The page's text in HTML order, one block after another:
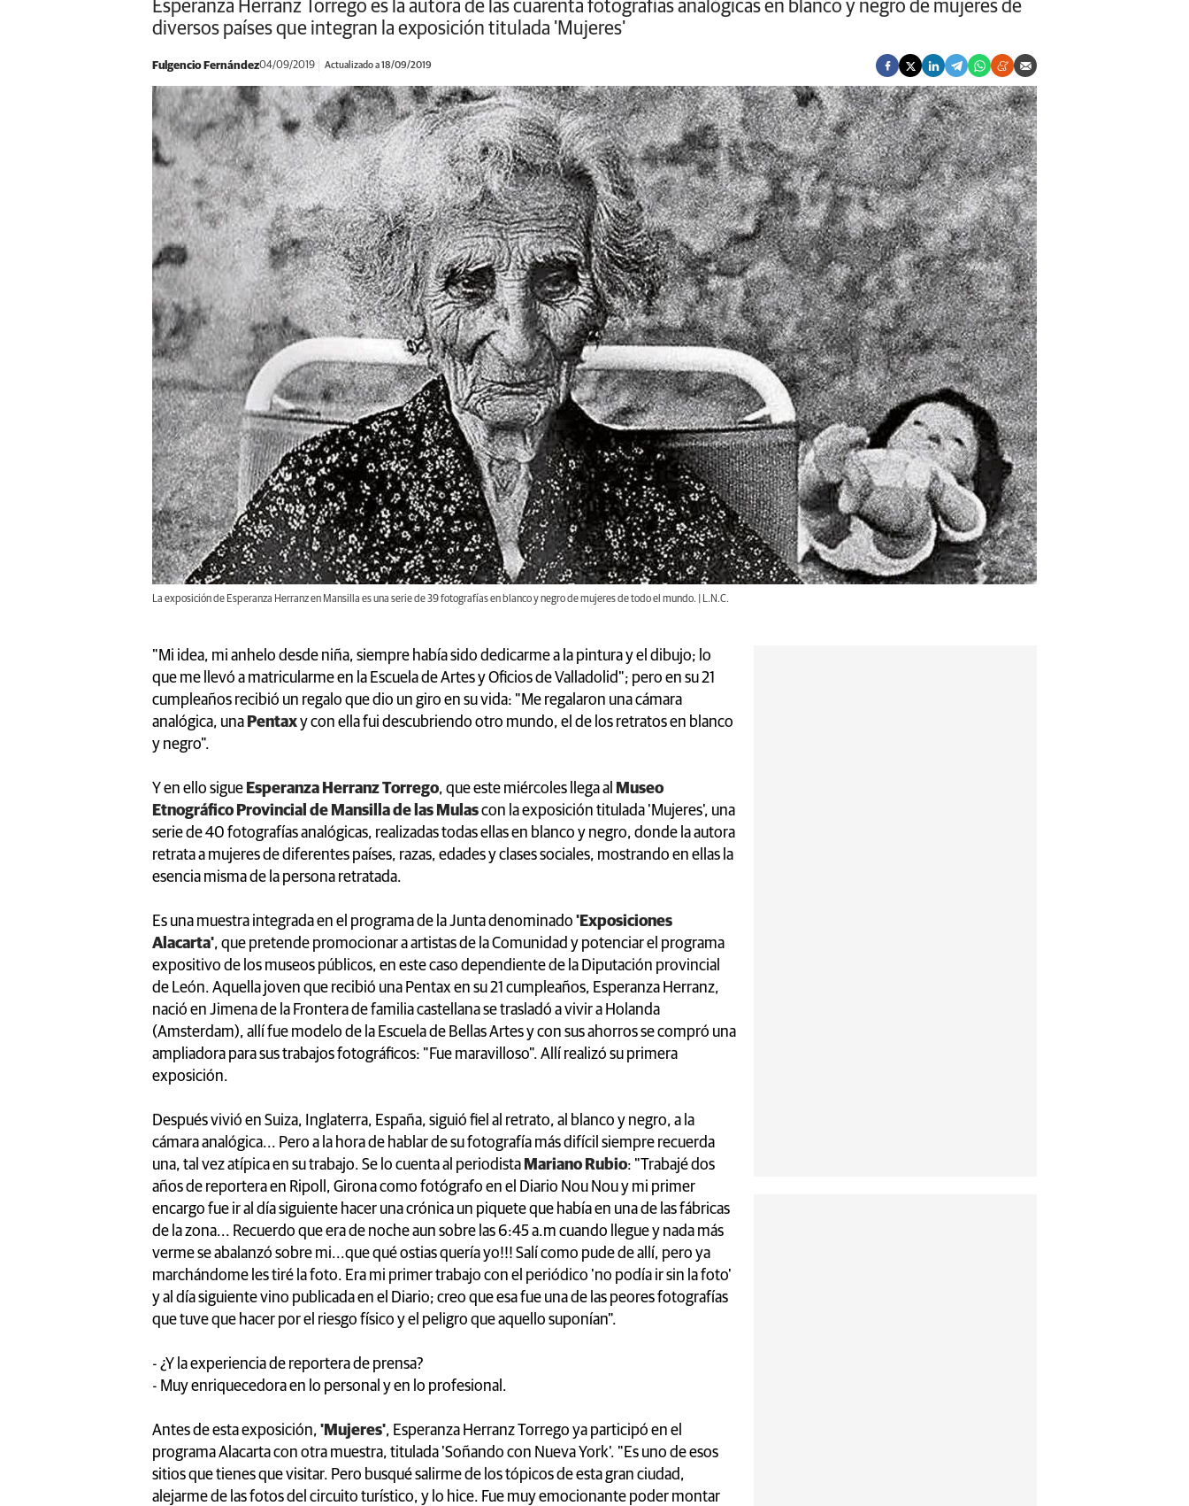
Esperanza Herranz Torrego es la autora de las cuarenta fotografías analógicas en blanco y negro de mujeres de
diversos países que integran la exposición titulada 'Mujeres'
Fulgencio Fernández04/09/2019 Actualizado a 18/09/2019
La exposición de Esperanza Herranz en Mansilla es una serie de 39 fotografías en blanco y negro de mujeres de todo el mundo. | L.N.C.
"Mi idea, mi anhelo desde niña, siempre había sido dedicarme a la pintura y el dibujo; lo
que me llevó a matricularme en la Escuela de Artes y Oficios de Valladolid"; pero en su 21
cumpleaños recibió un regalo que dio un giro en su vida: "Me regalaron una cámara
analógica, una Pentaxy con ella fui descubriendo otro mundo, el de los retratos en blanco
y negro".
Y en ello sigue Esperanza Herranz Torrego, que este miércoles llega al Museo
Etnográfico Provincial de Mansilla de las Mulascon la exposición titulada 'Mujeres', una
serie de 40 fotografías analógicas, realizadas todas ellas en blanco y negro, donde la autora
retrata a mujeres de diferentes países, razas, edades y clases sociales, mostrando en ellas la
esencia misma de la persona retratada.
Es una muestra integrada en el programa de la Junta denominado 'Exposiciones
Alacarta', que pretende promocionar a artistas de la Comunidad y potenciar el programa
expositivo de los museos públicos, en este caso dependiente de la Diputación provincial
de León. Aquella joven que recibió una Pentax en su 21 cumpleaños, Esperanza Herranz,
nació en Jimena de la Frontera de familia castellana se trasladó a vivir a Holanda
(Amsterdam), allí fue modelo de la Escuela de Bellas Artes y con sus ahorros se compró una
ampliadora para sus trabajos fotográficos: "Fue maravilloso". Allí realizó su primera
exposición.
Después vivió en Suiza, Inglaterra, España, siguió fiel al retrato, al blanco y negro, a la
cámara analógica... Pero a la hora de hablar de su fotografía más difícil siempre recuerda
una, tal vez atípica en su trabajo. Se lo cuenta al periodista Mariano Rubio: "Trabajé dos
años de reportera en Ripoll, Girona como fotógrafo en el Diario Nou Nou y mi primer
encargo fue ir al día siguiente hacer una crónica un piquete que había en una de las fábricas
de la zona... Recuerdo que era de noche aun sobre las 6:45 a.m cuando llegue y nada más
verme se abalanzó sobre mi...que qué ostias quería yo!!! Salí como pude de allí, pero ya
marchándome les tiré la foto. Era mi primer trabajo con el periódico 'no podía ir sin la foto'
y al día siguiente vino publicada en el Diario; creo que esa fue una de las peores fotografías
que tuve que hacer por el riesgo físico y el peligro que aquello suponían".
- ¿Y la experiencia de reportera de prensa?
- Muy enriquecedora en lo personal y en lo profesional.
Antes de esta exposición, 'Mujeres', Esperanza Herranz Torrego ya participó en el
programa Alacarta con otra muestra, titulada 'Soñando con Nueva York'. "Es uno de esos
sitios que tienes que visitar. Pero busqué salirme de los tópicos de esta gran ciudad,
alejarme de las fotos del circuito turístico, y lo hice. Fue muy emocionante poder montar